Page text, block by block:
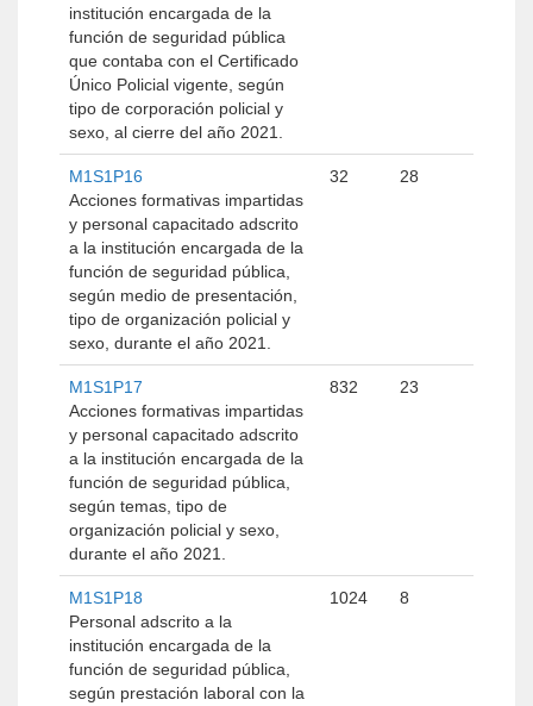
institución encargada de la
función de seguridad pública
que contaba con el Certificado
Único Policial vigente, según
tipo de corporación policial y
sexo, al cierre del año 2021.
M1S1P16
Acciones formativas impartidas
y personal capacitado adscrito
a la institución encargada de la
función de seguridad pública,
según medio de presentación,
tipo de organización policial y
sexo, durante el año 2021.
32 28
M1S1P17
Acciones formativas impartidas
y personal capacitado adscrito
a la institución encargada de la
función de seguridad pública,
según temas, tipo de
organización policial y sexo,
durante el año 2021.
832 23
M1S1P18
Personal adscrito a la
institución encargada de la
función de seguridad pública,
según prestación laboral con la
1024 8